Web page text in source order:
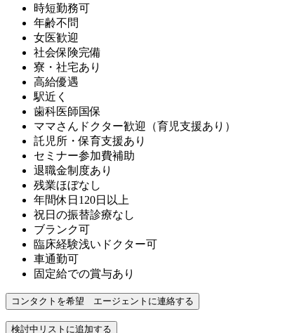
時短勤務可
年齢不問
女医歓迎
社会保険完備
寮・社宅あり
高給優遇
駅近く
歯科医師国保
ママさんドクター歓迎（育児支援あり）
託児所・保育支援あり
セミナー参加費補助
退職金制度あり
残業ほぼなし
年間休日120日以上
祝日の振替診療なし
ブランク可
臨床経験浅いドクター可
車通勤可
固定給での賞与あり